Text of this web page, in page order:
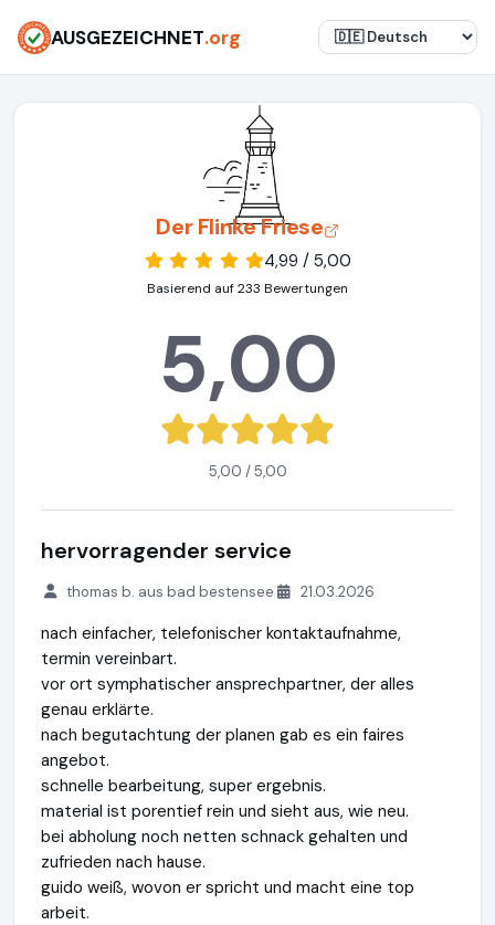
AUSGEZEICHNET.org
Der Flinke Friese
4,99 / 5,00
Basierend auf 233 Bewertungen
5,00
5,00 / 5,00
hervorragender service
thomas b. aus bad bestensee 21.03.2026
nach einfacher, telefonischer kontaktaufnahme,
termin vereinbart.
vor ort symphatischer ansprechpartner, der alles
genau erklärte.
nach begutachtung der planen gab es ein faires
angebot.
schnelle bearbeitung, super ergebnis.
material ist porentief rein und sieht aus, wie neu.
bei abholung noch netten schnack gehalten und
zufrieden nach hause.
guido weiß, wovon er spricht und macht eine top
arbeit.